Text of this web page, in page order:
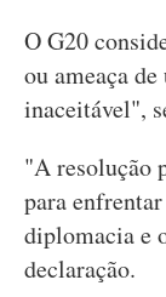
O G20
ou ameaça
inaceitável",
"A resolução
para
diplomacia e
declaração.